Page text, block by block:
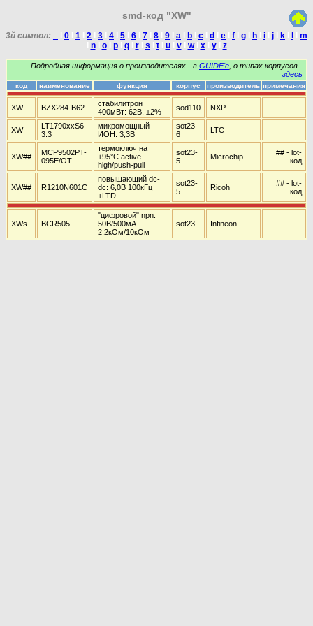
smd-код "XW"
3й символ: 0 1 2 3 4 5 6 7 8 9 a b c d e f g h i j k
m
nI oI pI qI rI s tI uI vI wI xI yI z
Подробная информация о производителях - в GUIDE'е , о типах корпусов -
здесь
код наименование функция корпус производитель примечания
XW BZX284-B62
стабилитрон
400мВт: 62В, ±2%
sod110 NXP
XW
LT1790xxS6-
3.3
микромощный
ИОН: 3,3В
sot23-
6
LTC
XW##
MCP9502PT-
095E/OT
термоключ на
+95°C active-
high/push-pull
sot23-
5
Microchip
## - lot-
код
XW## R1210N601C
повышающий dc-
dc: 6,0В 100кГц
+LTD
sot23-
5
Ricoh
## - lot-
код
XWs BCR505
"цифровой" npn:
50В/500мА
2,2кОм/10кОм
sot23 Infineon